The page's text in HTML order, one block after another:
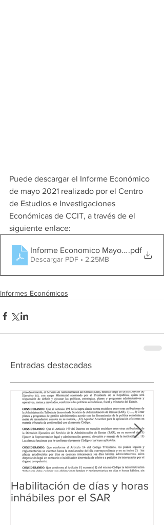
Puede descargar el Informe Económico
de mayo 2021 realizado por el Centro
de Estudios e Investigaciones
Económicas de CCIT, a través de el
siguiente enlace:
Informe Economico Mayo 2021
.pdf
Descargar PDF • 2.25MB
Informes Económicos
Entradas destacadas
Habilitación de días y horas
inhábiles por el SAR